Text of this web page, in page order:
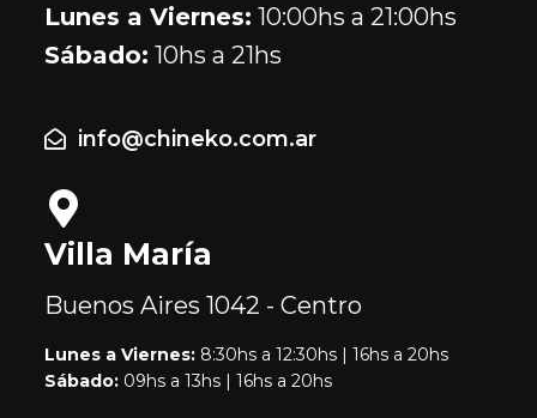
Lunes a Viernes: 10:00hs a 21:00hs
Sábado: 10hs a 21hs
info@chineko.com.ar
Villa María
Buenos Aires1042 - Centro
Lunes a Viernes: 8:30hs a 12:30hs | 16hs a 20hs
Sábado: 09hs a 13hs | 16hs a 20hs